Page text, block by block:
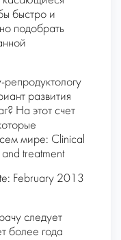
быстро и
подобрать
репродуктологу
развития
На этот счет
мире: Clinical
and treatment
February 2013
следует
более года